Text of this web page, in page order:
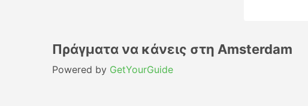
Πράγματα να κάνεις στη Amsterdam
Powered by GetYourGuide